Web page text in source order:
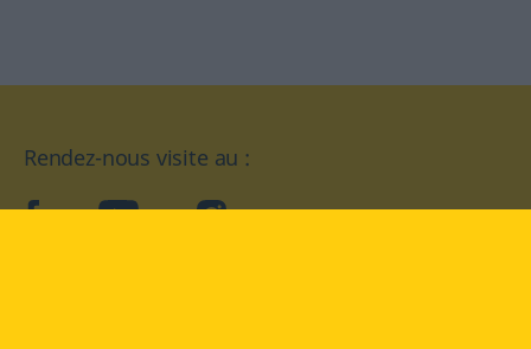
Rendez-nous visite au :
facebookYouTube Instagram